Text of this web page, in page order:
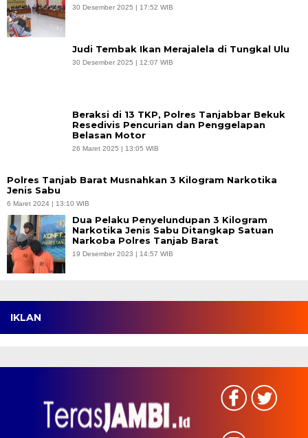
30 Desember 2025 | 17:52 WIB
Judi Tembak Ikan Merajalela di Tungkal Ulu
30 Desember 2025 | 12:07 WIB
Beraksi di 13 TKP, Polres Tanjabbar Bekuk
Resedivis Pencurian dan Penggelapan
Belasan Motor
26 Maret 2025 | 13:05 WIB
Polres Tanjab Barat Musnahkan 3 Kilogram Narkotika
Jenis Sabu
6 Maret 2024 | 13:10 WIB
Dua Pelaku Penyelundupan 3 Kilogram
Narkotika Jenis Sabu Ditangkap Satuan
Narkoba Polres Tanjab Barat
19 Desember 2023 | 14:57 WIB
IKLAN